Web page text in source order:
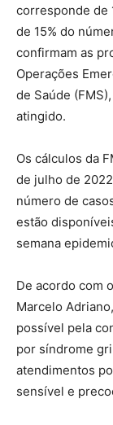
corresponde de
de 15% do
confirmam as
Operações
de Saúde
atingido.
Os cálculos da
de julho de
número de
estão
semana
De acordo com
Marcelo
possível pela
por síndrome
atendimentos
sensível e